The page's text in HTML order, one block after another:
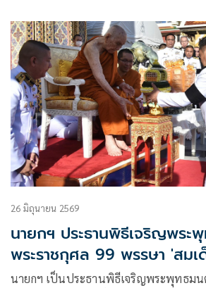
26 มิถุนายน 2569
นายกฯ ประธานพิธีเจริญพระ
พระราชกุศล 99 พรรษา 'สมเ
นายกฯ เป็นประธานพิธีเจริญพระพุทธม